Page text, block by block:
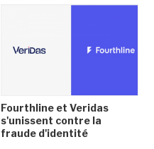
Fourthline et Veridas
s'unissent contre la
fraude d'identité